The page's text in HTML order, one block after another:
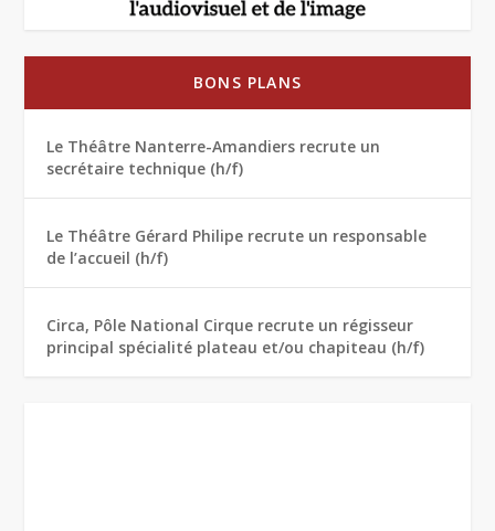
BONS PLANS
Le Théâtre Nanterre-Amandiers recrute un
secrétaire technique (h/f)
Le Théâtre Gérard Philipe recrute un responsable
de l’accueil (h/f)
Circa, Pôle National Cirque recrute un régisseur
principal spécialité plateau et/ou chapiteau (h/f)